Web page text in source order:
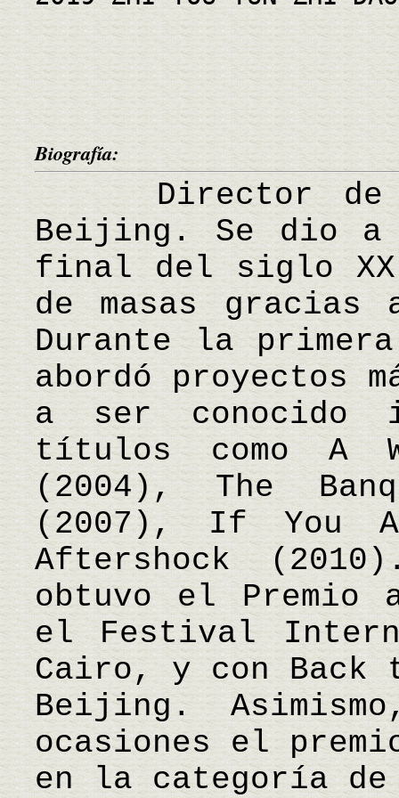
Biografía:
Director de
Beijing. Se dio a
final del siglo XX
de masas gracias
Durante la
abordó proyectos
a ser conocido
títulos como A
(2004), The
(2007), If You
Aftershock
obtuvo el Premio
el Festival
Cairo, y con Back
Beijing.
ocasiones el
en la categoría